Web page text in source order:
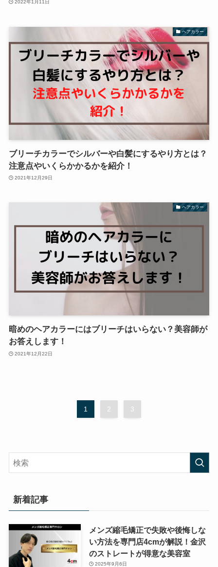
2022年1月11日
ヘアカラー
ブリーチカラーでシルバーや白髪にするやり方とは？
注意点やいくらかかるかを紹介！
2021年12月29日
ヘアカラー
暗めのヘアカラーにはブリーチはいらない？美容師が
お答えします！
2021年12月22日
1 2 3
新着記事
メンズ縮毛矯正で失敗や後悔しな
い方法を専門店4cmが解説！金沢
のストレートが得意な美容室
2025年9月6日